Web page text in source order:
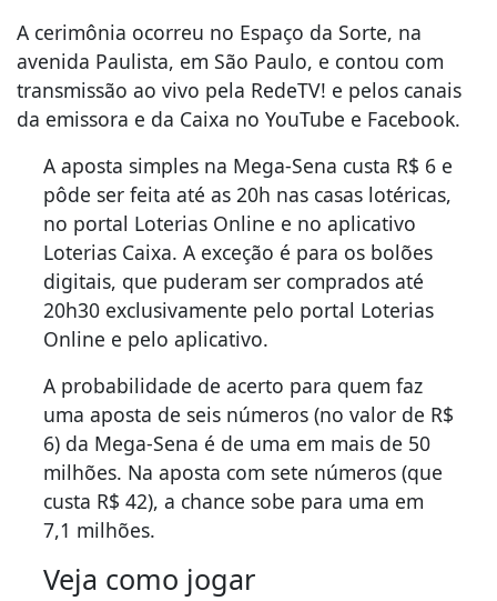
A cerimônia ocorreu no Espaço da Sorte, na
avenida Paulista, em São Paulo, e contou com
transmissão ao vivo pela RedeTV! e pelos canais
da emissora e da Caixa no YouTube e Facebook.
A aposta simples na Mega-Sena custa R$ 6 e
pôde ser feita até as 20h nas casas lotéricas,
no portal Loterias Online e no aplicativo
Loterias Caixa. A exceção é para os bolões
digitais, que puderam ser comprados até
20h30 exclusivamente pelo portal Loterias
Online e pelo aplicativo.
A probabilidade de acerto para quem faz
uma aposta de seis números (no valor de R$
6) da Mega-Sena é de uma em mais de 50
milhões. Na aposta com sete números (que
custa R$ 42), a chance sobe para uma em
7,1 milhões.
Veja como jogar